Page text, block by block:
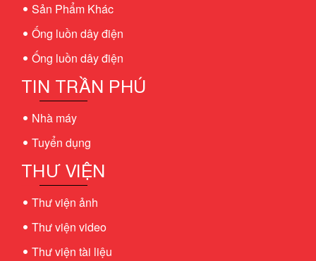
Sản Phẩm Khác
Ống luồn dây điện
Ống luồn dây điện
TIN TRẦN PHÚ
Nhà máy
Tuyển dụng
THƯ VIỆN
Thư viện ảnh
Thư viện video
Thư viện tài liệu